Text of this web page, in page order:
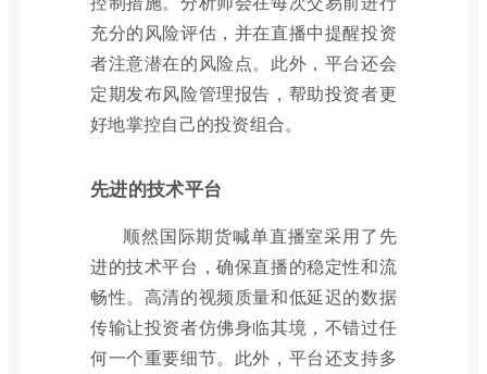
充分的风险评估，并在直播中提醒投资
者注意潜在的风险点。此外，平台还会
定期发布风险管理报告，帮助投资者更
好地掌控自己的投资组合。
先进的技术平台
顺然国际期货喊单直播室采用了先
进的技术平台，确保直播的稳定性和流
畅性。高清的视频质量和低延迟的数据
传输让投资者仿佛身临其境，不错过任
何一个重要细节。此外，平台还支持多